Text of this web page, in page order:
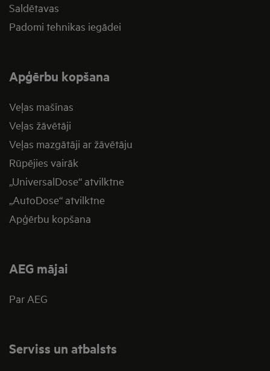
Saldētavas
Padomi tehnikas iegādei
Apģērbu kopšana
Veļas mašīnas
Veļas žāvētāji
Veļas mazgātāji ar žāvētāju
Rūpējies vairāk
„UniversalDose“ atvilktne
„AutoDose“ atvilktne
Apģērbu kopšana
AEG mājai
Par AEG
Serviss un atbalsts